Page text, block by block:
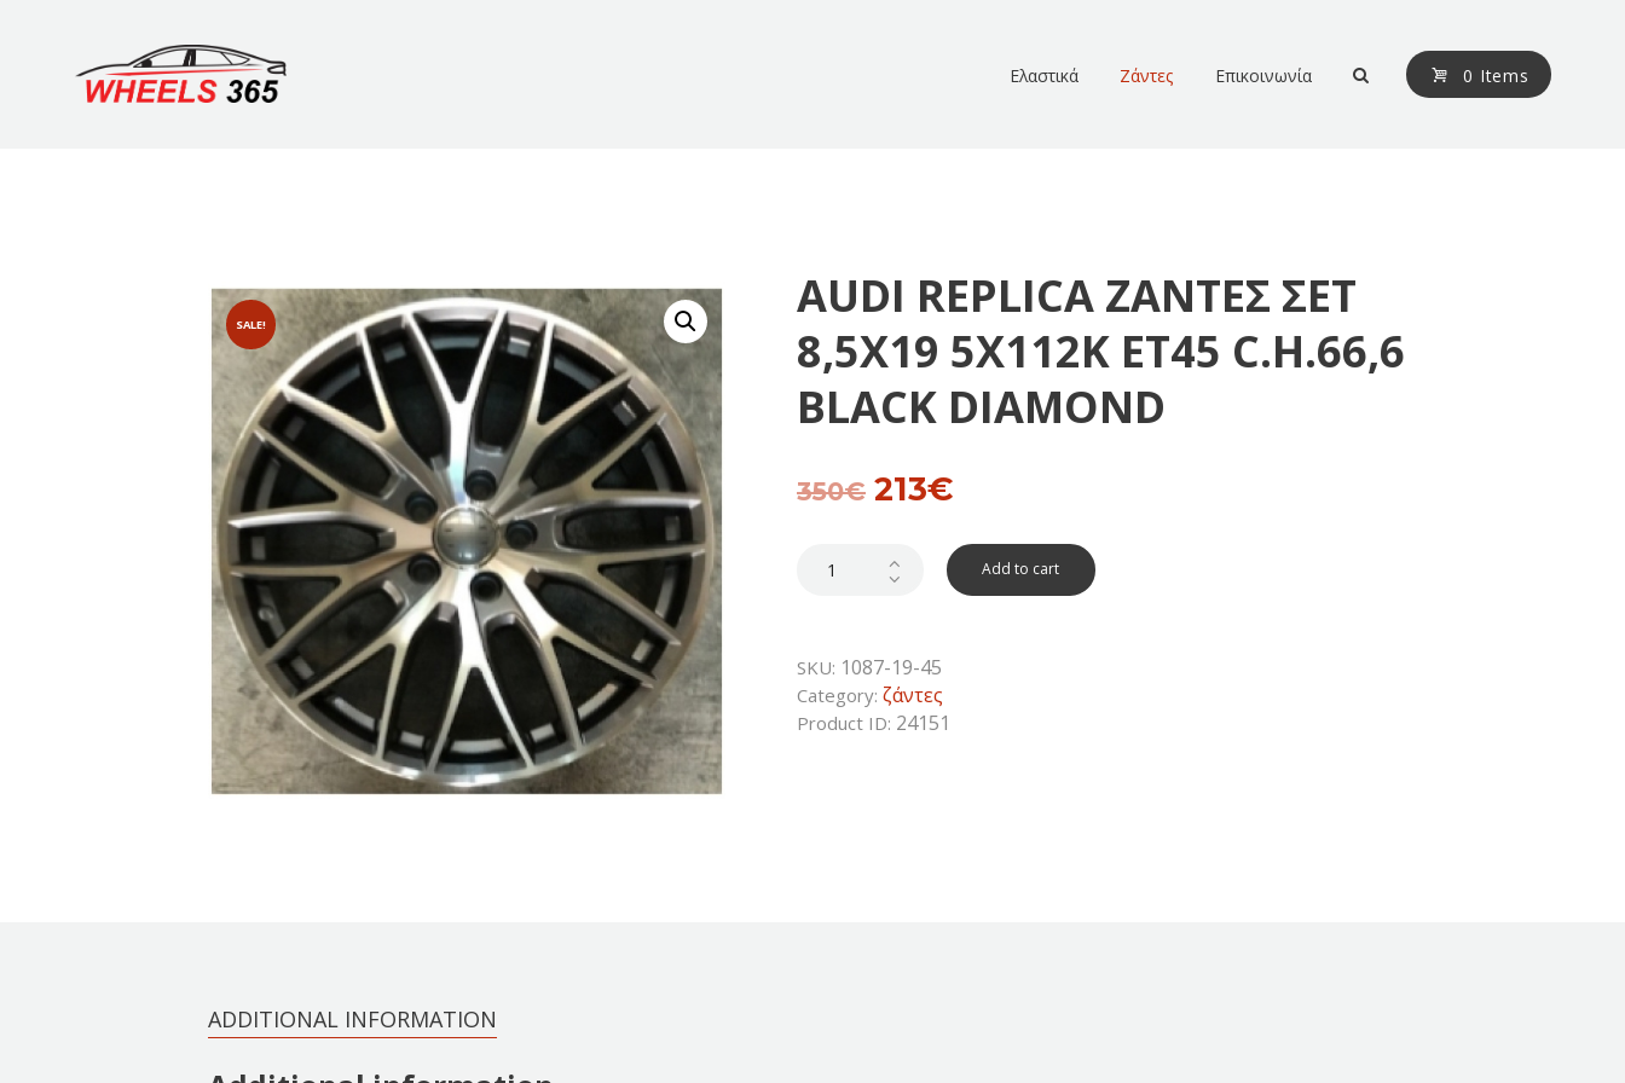
Ελαστικά Ζάντες Επικοινωνία 0 Items
SALE!
AUDI REPLICA ΖΑΝΤΕΣ ΣΕΤ
8,5Χ19 5Χ112Κ ΕΤ45 C.H.66,6
BLACK DIAMOND
350€ Original
350€.
213€
is:
213€.
Add to cart
SKU: 1087-19-45
Category: ζάντες
Product ID: 24151
ADDITIONAL INFORMATION